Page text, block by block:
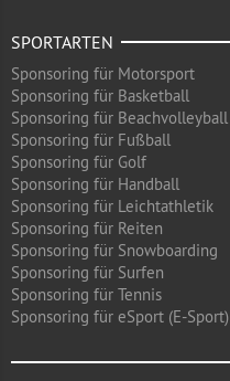
SPORTARTEN
Sponsoring für Motorsport
Sponsoring für Basketball
Sponsoring für Beachvolleyball
Sponsoring für Fußball
Sponsoring für Golf
Sponsoring für Handball
Sponsoring für Leichtathletik
Sponsoring für Reiten
Sponsoring für Snowboarding
Sponsoring für Surfen
Sponsoring für Tennis
Sponsoring für eSport (E-Sport)